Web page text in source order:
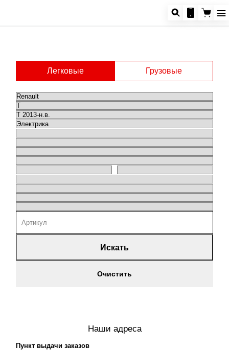
Легковые Грузовые
Искать
Очистить
Наши адреса
Пункт выдачи заказов